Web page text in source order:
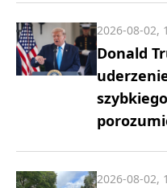
Donald
2026-08-02,
2026-08-02,